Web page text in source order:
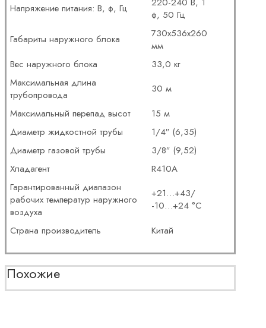
Напряжение питания: В, ф, Гц
ф, 50 Гц
Габариты наружного блока
730x536x260
мм
Вес наружного блока
33,0 кг
Максимальная длина
трубопровода
30 м
Максимальный перепад высот
15 м
Диаметр жидкостной трубы
1/4″ (6,35)
Диаметр газовой трубы
3/8″ (9,52)
Хладагент
R410A
Гарантированный диапазон
рабочих температур наружного
воздуха
+21…+43/
-10…+24 °С
Страна производитель
Китай
Похожие